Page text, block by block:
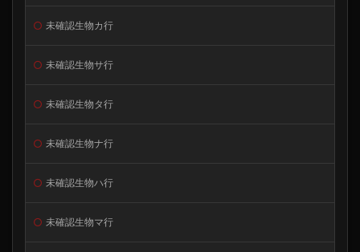
未確認生物カ行
未確認生物サ行
未確認生物タ行
未確認生物ナ行
未確認生物ハ行
未確認生物マ行